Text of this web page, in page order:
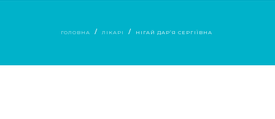
ГОЛОВНА ЛІКАРІ НІГАЙ ДАР’Я СЕРГІЇВНА